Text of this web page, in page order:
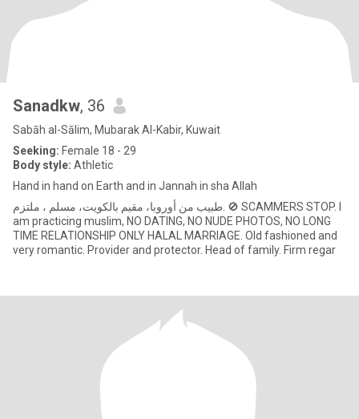
Sanadkw, 36
Sabāh al-Sālim, Mubarak Al-Kabir, Kuwait
Seeking: Female 18 - 29
Body style: Athletic
Hand in hand on Earth and in Jannah in sha Allah
طبيب من أوروبا، مقيم بالكويت، مسلم ، ملتزم. 🚫 SCAMMERS STOP. I
am practicing muslim, NO DATING, NO NUDE PHOTOS, NO LONG
TIME RELATIONSHIP ONLY HALAL MARRIAGE. Old fashioned and
very romantic. Provider and protector. Head of family. Firm regar